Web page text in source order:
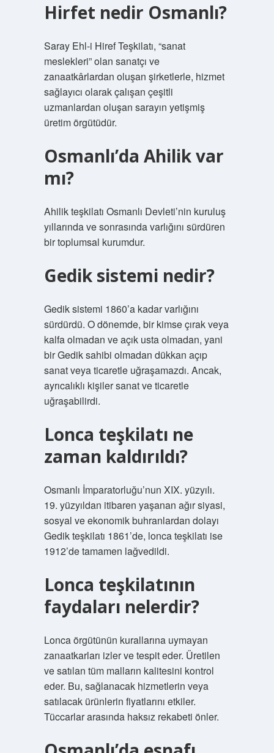
Hirfet nedir Osmanlı?
Saray Ehl-i Hiref Teşkilatı, “sanat
meslekleri” olan sanatçı ve
zanaatkârlardan oluşan şirketlerle, hizmet
sağlayıcı olarak çalışan çeşitli
uzmanlardan oluşan sarayın yetişmiş
üretim örgütüdür.
Osmanlı’da Ahilik var
mı?
Ahilik teşkilatı Osmanlı Devleti’nin kuruluş
yıllarında ve sonrasında varlığını sürdüren
bir toplumsal kurumdur.
Gedik sistemi nedir?
Gedik sistemi 1860’a kadar varlığını
sürdürdü. O dönemde, bir kimse çırak veya
kalfa olmadan ve açık usta olmadan, yani
bir Gedik sahibi olmadan dükkan açıp
sanat veya ticaretle uğraşamazdı. Ancak,
ayrıcalıklı kişiler sanat ve ticaretle
uğraşabilirdi.
Lonca teşkilatı ne
zaman kaldırıldı?
Osmanlı İmparatorluğu’nun XIX. yüzyılı.
19. yüzyıldan itibaren yaşanan ağır siyasi,
sosyal ve ekonomik buhranlardan dolayı
Gedik teşkilatı 1861’de, lonca teşkilatı ise
1912’de tamamen lağvedildi.
Lonca teşkilatının
faydaları nelerdir?
Lonca örgütünün kurallarına uymayan
zanaatkarları izler ve tespit eder. Üretilen
ve satılan tüm malların kalitesini kontrol
eder. Bu, sağlanacak hizmetlerin veya
satılacak ürünlerin fiyatlarını etkiler.
Tüccarlar arasında haksız rekabeti önler.